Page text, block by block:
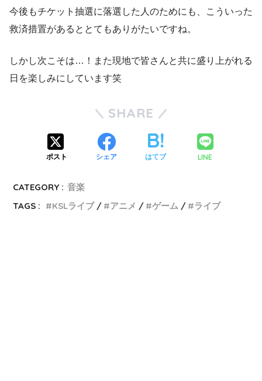
今後もチケット抽選に落選した人のためにも、こういった
救済措置があるととてもありがたいですね。
しかし次こそは…！また現地で皆さんと共に盛り上がれる
日を楽しみにしています笑
SHARE
ポスト シェア はてブ LINE
CATEGORY : 音楽
TAGS :
KSLライブ アニメ ゲーム ライブ